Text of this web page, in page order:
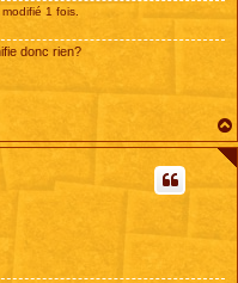
1 fois.
donc rien?